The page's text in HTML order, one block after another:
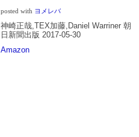
posted with ヨメレバ
神崎正哉,TEX加藤,Daniel Warriner 朝
日新聞出版 2017-05-30
Amazon